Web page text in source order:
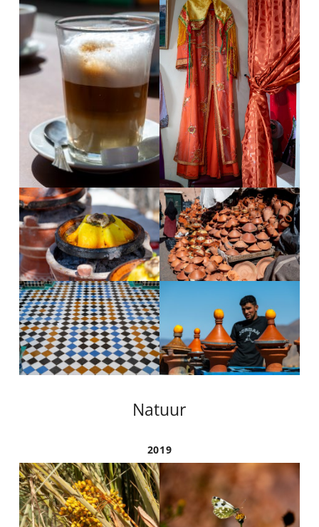
Natuur
2019